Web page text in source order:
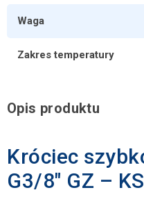
Waga
Zakres temperatury
Opis produktu
Króciec
G3/8" GZ –